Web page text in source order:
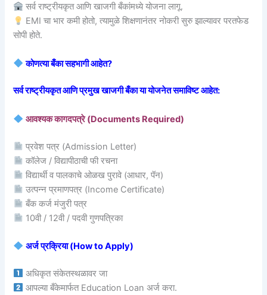
सर्व राष्ट्रीयकृत आणि खाजगी बँकांमध्ये योजना लागू.
EMI चा भार कमी होतो, त्यामुळे शिक्षणानंतर नोकरी सुरु झाल्यावर परतफेड
सोपी होते.
कोणत्या बँका सहभागी आहेत?
सर्व राष्ट्रीयकृत आणि प्रमुख खाजगी बँका या योजनेत समाविष्ट आहेत:
आवश्यक कागदपत्रे (Documents Required)
प्रवेश पत्र (Admission Letter)
कॉलेज / विद्यापीठाची फी रचना
विद्यार्थी व पालकाचे ओळख पुरावे (आधार, पॅन)
उत्पन्न प्रमाणपत्र (Income Certificate)
बँक कर्ज मंजुरी पत्र
10वी / 12वी / पदवी गुणपत्रिका
अर्ज प्रक्रिया (How to Apply)
अधिकृत संकेतस्थळावर जा
आपल्या बँकेमार्फत Education Loan अर्ज करा.